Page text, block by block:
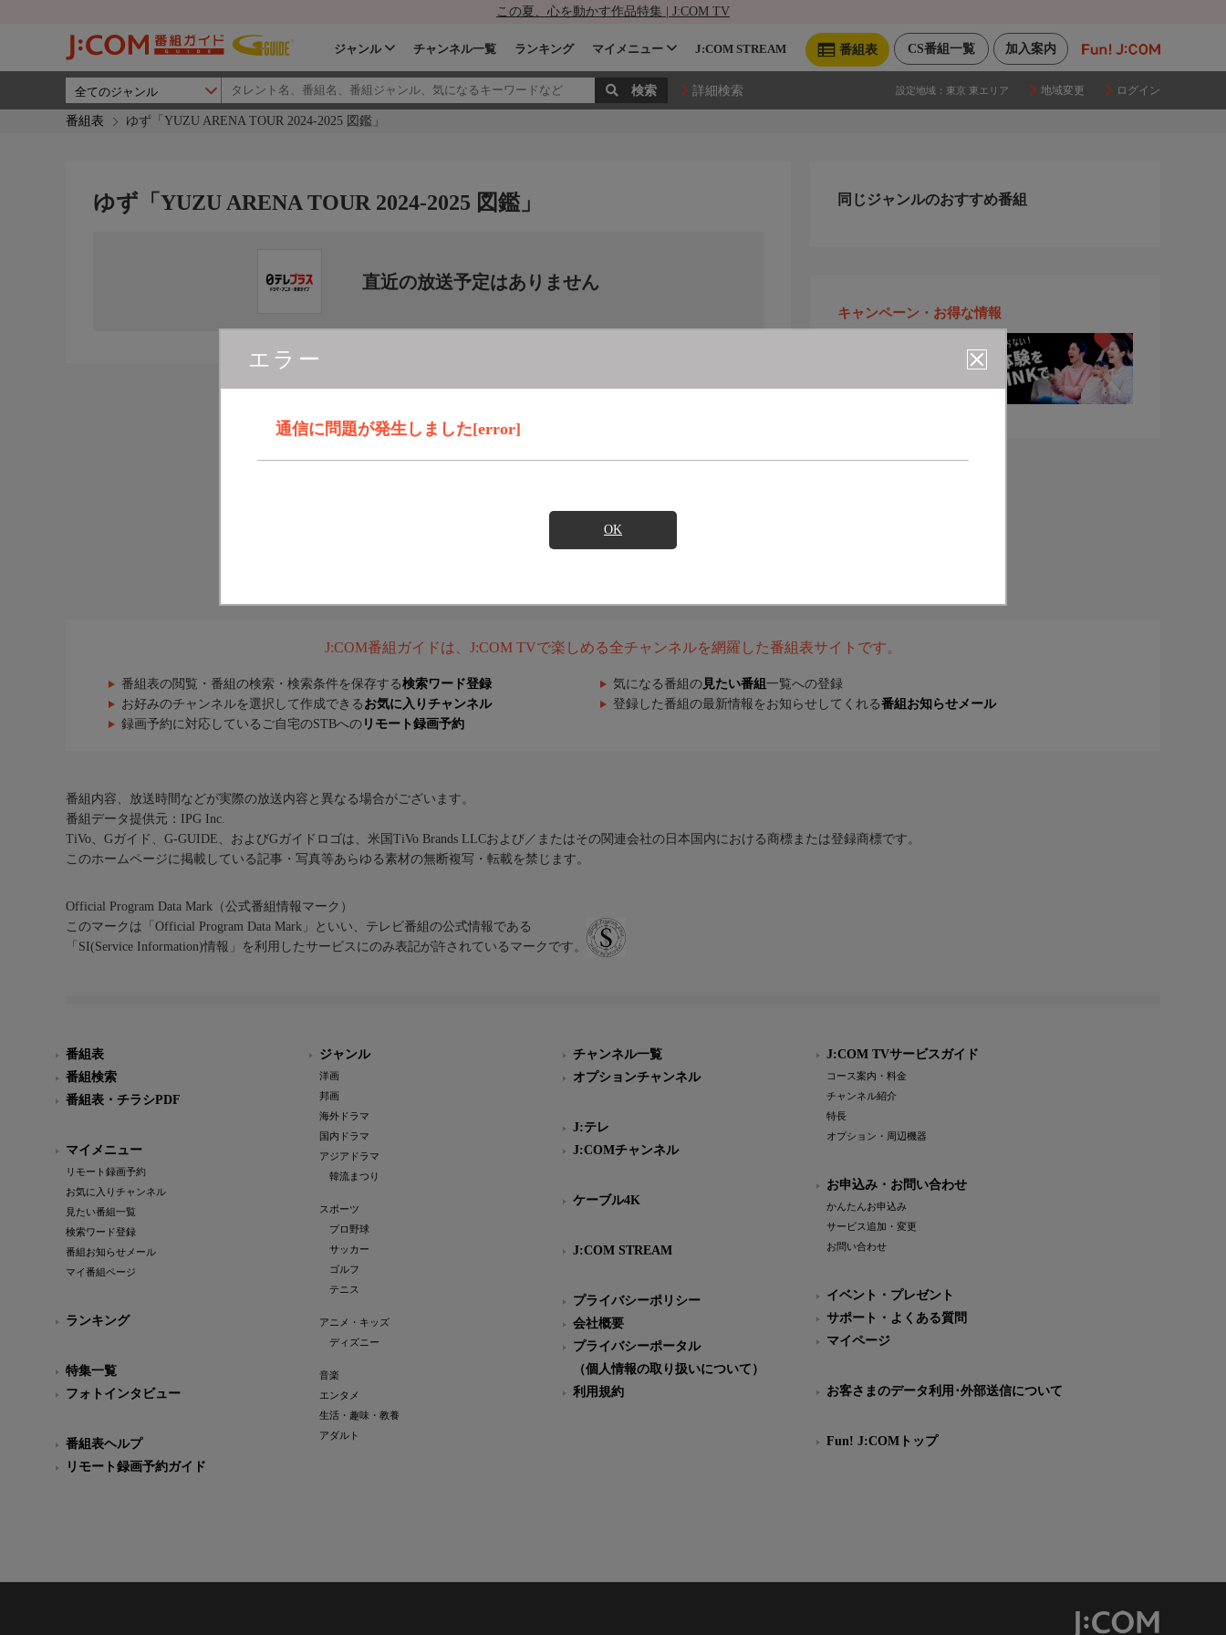
この夏、心を動かす作品特集 | J:COM TV
加入案内
CS番組一覧
番組表
ジャンル チャンネル一覧 ランキング マイメニュー J:COM STREAM
詳細検索 設定地域： 東京 東エリア 地域変更 ログイン
番組表 ゆず「YUZU ARENA TOUR 2024-2025 図鑑」
エラー
通信に問題が発生しました[error]
OK
ゆず「YUZU ARENA TOUR 2024-2025 図鑑」
直近の放送予定はありません
同じジャンルのおすすめ番組
キャンペーン・お得な情報
J:COM番組ガイドは、J:COM TVで楽しめる全チャンネルを網羅した番組表サイトです。
番組表の閲覧・番組の検索・検索条件を保存する検索ワード登録 気になる番組の 見たい番組 一覧への登録
お好みのチャンネルを選択して作成できる お気に入りチャンネル 登録した番組の最新情報をお知らせしてくれる番組お知らせメール
録画予約に対応しているご自宅のSTBへの リモート録画予約
番組内容、放送時間などが実際の放送内容と異なる場合がございます。
番組データ提供元：IPG Inc.
TiVo、Gガイド、G-GUIDE、およびGガイドロゴは、米国TiVo Brands LLCおよび／またはその関連会社の日本国内における商標または登録商標です。
このホームページに掲載している記事・写真等あらゆる素材の無断複写・転載を禁じます。
Official Program Data Mark（公式番組情報マーク）
このマークは「Official Program Data Mark」といい、テレビ番組の公式情報である
「SI(Service Information)情報」を利用したサービスにのみ表記が許されているマークです。
番組表
番組検索
番組表・チラシPDF
マイメニュー
リモート録画予約
お気に入りチャンネル
見たい番組一覧
検索ワード登録
番組お知らせメール
マイ番組ページ
ランキング
特集一覧
フォトインタビュー
番組表ヘルプ
リモート録画予約ガイド
ジャンル
洋画
邦画
海外ドラマ
国内ドラマ
アジアドラマ
韓流まつり
スポーツ
プロ野球
サッカー
ゴルフ
テニス
アニメ・キッズ
ディズニー
音楽
エンタメ
生活・趣味・教養
アダルト
チャンネル一覧
オプションチャンネル
J:テレ
J:COMチャンネル
ケーブル4K
J:COM STREAM
プライバシーポリシー
会社概要
プライバシーポータル
（個人情報の取り扱いについて）
利用規約
J:COM TVサービスガイド
コース案内・料金
チャンネル紹介
特長
オプション・周辺機器
お申込み・お問い合わせ
かんたんお申込み
サービス追加・変更
お問い合わせ
イベント・プレゼント
サポート・よくある質問
マイページ
お客さまのデータ利用･外部送信について
Fun! J:COMトップ